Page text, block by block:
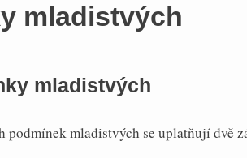
mladistvých
mladistvých
mladistvých se uplatňují dvě